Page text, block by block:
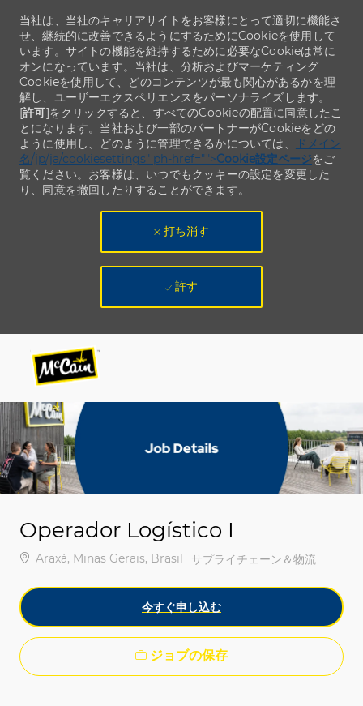
-
-
当社は、当社のキャリアサイトをお客様にとって適切に機能さ
せ、継続的に改善できるようにするためにCookieを使用して
います。サイトの機能を維持するために必要なCookieは常に
オンになっています。当社は、分析およびマーケティング
Cookieを使用して、どのコンテンツが最も関心があるかを理
解し、ユーザーエクスペリエンスをパーソナライズします。
[許可]をクリックすると、すべてのCookieの配置に同意したこ
とになります。当社および一部のパートナーがCookieをどの
ように使用し、どのように管理できるかについては、
ドメイン
名/jp/ja/cookiesettings" ph-href="">Cookie設定ページをご
覧ください。お客様は、いつでもクッキーの設定を変更した
り、同意を撤回したりすることができます。
打ち消す
許す
Operador Logístico I
場所Araxá, Minas Gerais, Brasil カテゴリ
サプライチェーン＆物流
今すぐ申し込む
ジョブの保存